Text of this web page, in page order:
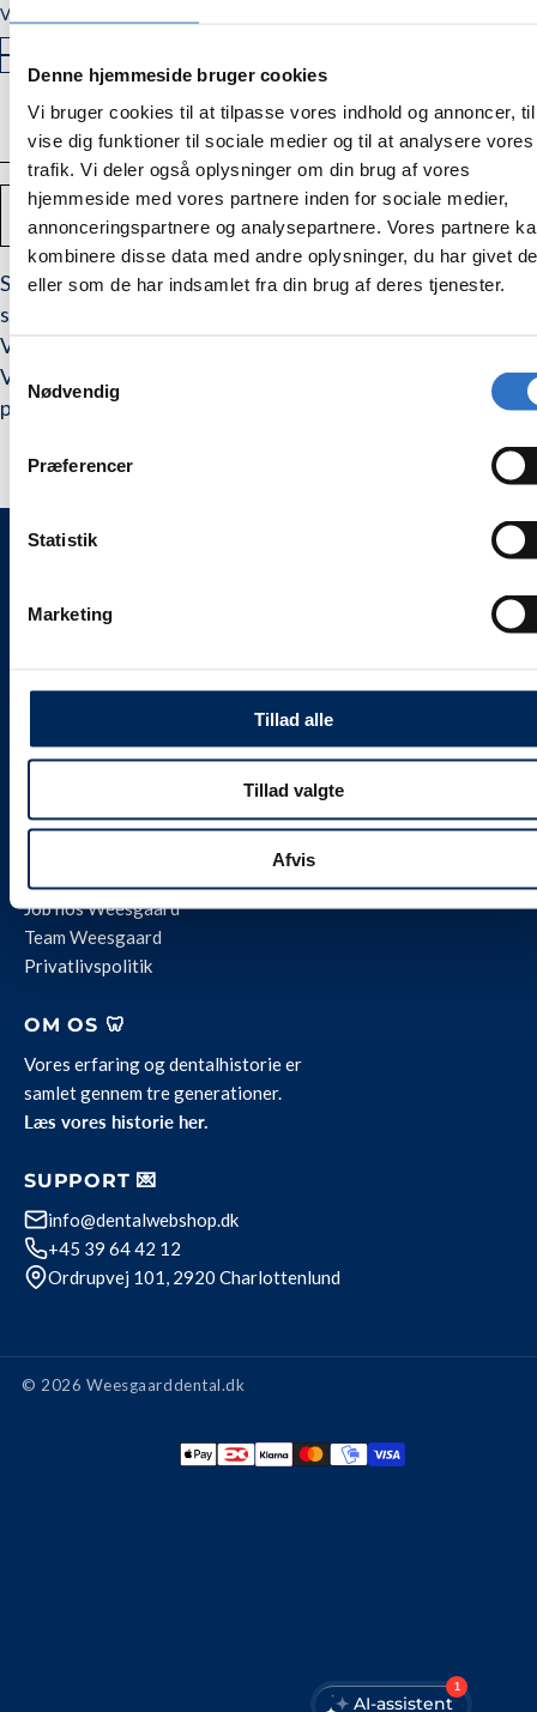
Denne hjemmeside bruger cookies
Vi bruger cookies til at tilpasse vores indhold og annoncer,
vise dig funktioner til sociale medier og til at analysere vores
trafik. Vi deler også oplysninger om din brug af vores
hjemmeside med vores partnere inden for sociale medier,
annonceringspartnere og analysepartnere. Vores partnere
kombinere disse data med andre oplysninger, du har givet
eller som de har indsamlet fra din brug af deres tjenester.
Nødvendig
Præferencer
Statistik
Marketing
Tillad alle
Tillad valgte
Afvis
VÆLG STØRRELSE (DIAMETER)
ELLER
VARIANT
UDSOLGT
UTILGÆNGELIGT
Antal
Mindsk
af
Appli-
Vac,
Forstør
mængden
af
Appli-
Vac,
Spids som kan anvendes både som suge og skyllespids,
samt til applicering af sealere, etchgel, og kompositter.
Vælg imellem violet (Ø1 mm), eller gul (Ø0,8 mm).
Violet kommer i pakning med 100 stk. Gul kommer i
pakning med 25 stk.
🦷 weesgaarddental.dk
💎 weesgaardpremium.dk
Alle vores prisererinklusive 25 % moms.
Job hos Weesgaard
Team Weesgaard
Privatlivspolitik
OM OS 🦷
Vores erfaring og dentalhistorie er
samlet gennem tre generationer.
Læs vores historie her.
SUPPORT 💌
info@dentalwebshop.dk
+45 39 64 42 12
Ordrupvej 101, 2920 Charlottenlund
© 2026 Weesgaarddental.dk
Betalingsmetode
AI-assistent
1